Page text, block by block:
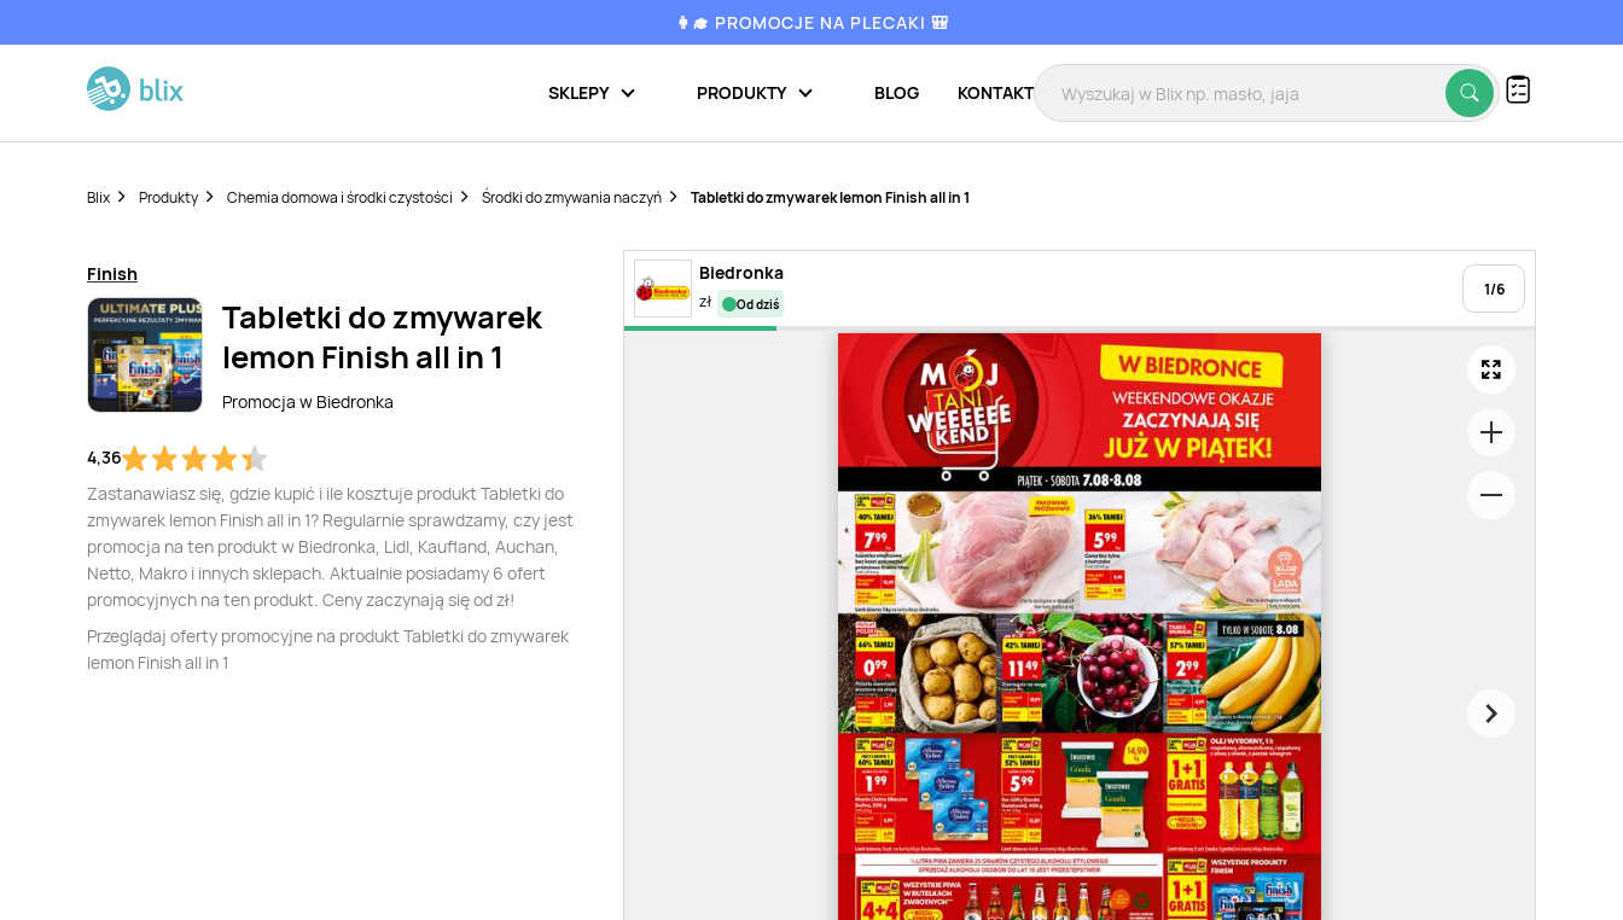
👩‍🎓 PROMOCJE NA PLECAKI 🎒
SKLEPY PRODUKTY BLOG KONTAKT
Blix Produkty Chemia domowa i środki czystości Środki do zmywania naczyń Tabletki do zmywarek lemon Finish all in 1
Finish
Tabletki do zmywarek
lemon Finish all in 1
Promocja w Biedronka
4,36
Zastanawiasz się, gdzie kupić i ile kosztuje produkt Tabletki do
zmywarek lemon Finish all in 1? Regularnie sprawdzamy, czy jest
promocja na ten produkt w Biedronka, Lidl, Kaufland, Auchan,
Netto, Makro i innych sklepach. Aktualnie posiadamy 6 ofert
promocyjnych na ten produkt. Ceny zaczynają się od zł!
Przeglądaj oferty promocyjne na produkt Tabletki do zmywarek
lemon Finish all in 1
Biedronka
zł od dziś
1/6